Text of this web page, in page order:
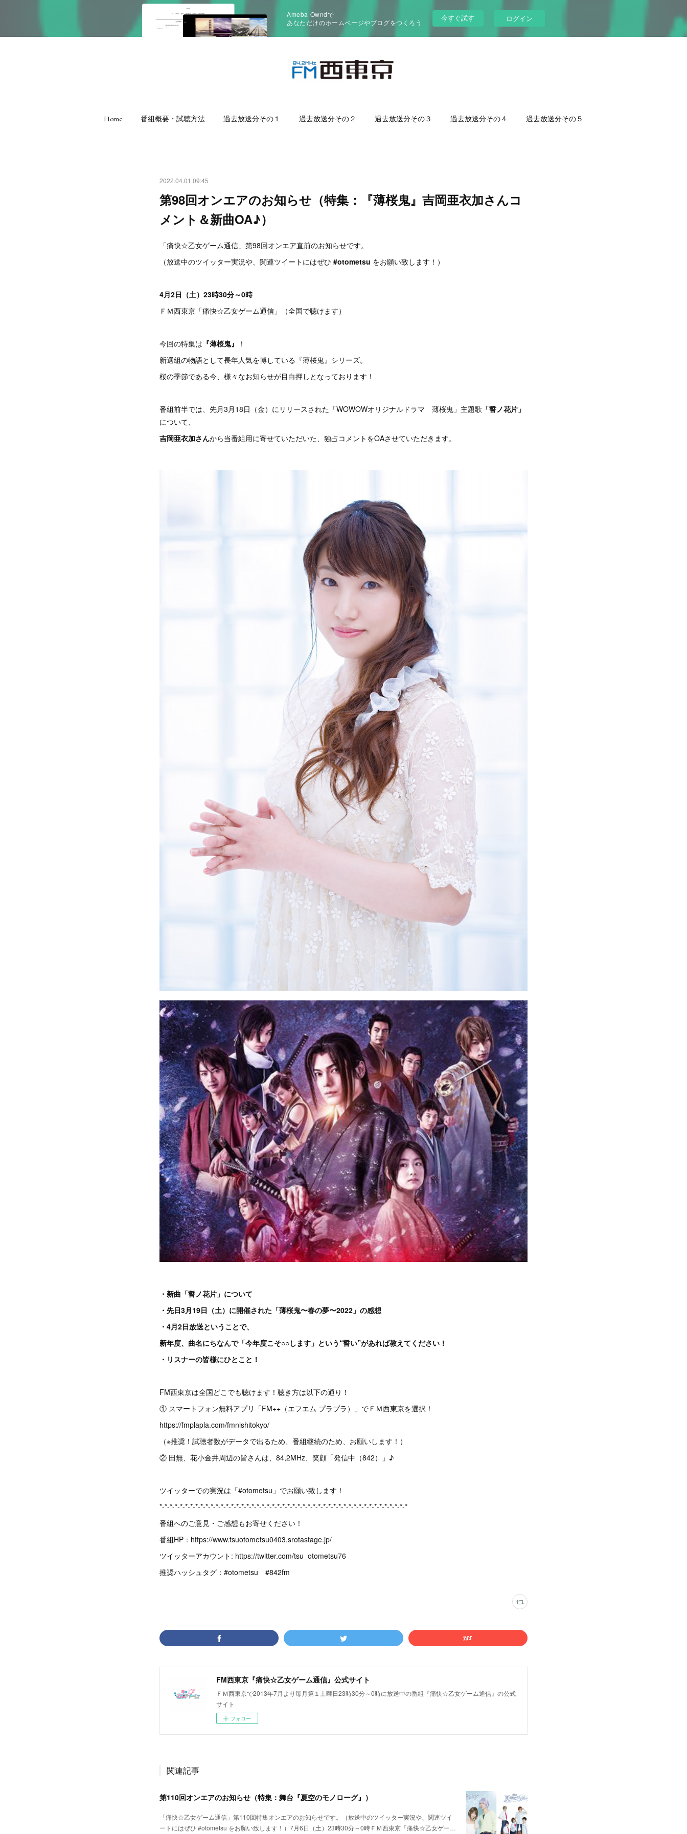
Ameba Owndで
あなただけのホームページやブログをつくろう
今すぐ試す ログイン
Home 番組概要・試聴方法 過去放送分その１ 過去放送分その２ 過去放送分その３ 過去放送分その４ 過去放送分その５
2022.04.01 09:45
第98回オンエアのお知らせ（特集：『薄桜鬼』吉岡亜衣加さんコ
メント＆新曲OA♪）
「痛快☆乙女ゲーム通信」第98回オンエア直前のお知らせです。
（放送中のツイッター実況や、関連ツイートにはぜひ #otometsu をお願い致します！）
4月2日（土）23時30分～0時
ＦＭ西東京「痛快☆乙女ゲーム通信」（全国で聴けます）
今回の特集は 『薄桜鬼』
！
新選組の物語として長年人気を博している『薄桜鬼』シリーズ。
桜の季節である今、様々なお知らせが目白押しとなっております！
番組前半では、先月3月18日（金）にリリースされた「WOWOWオリジナルドラマ 薄桜鬼」主題歌 「誓ノ花片」
について、
吉岡亜衣加さんから当番組用に寄せていただいた、独占コメントをOAさせていただきます。
・新曲「誓ノ花片」について
・先日3月19日（土）に開催された「薄桜鬼〜春の夢〜2022」の感想
・4月2日放送ということで、
新年度、 曲名にちなんで「今年度こそ○○します」という“誓い”があれば教えてください！
・リスナーの皆様にひとこと！
FM西東京は全国どこでも聴けます！聴き方は以下の通り！
① スマートフォン無料アプリ「FM++（エフエム プラプラ）」でＦＭ西東京を選択！
https://fmplapla.com/fmnishitokyo/
（※推奨！試聴者数がデータで出るため、番組継続のため、お願いします！）
② 田無、花小金井周辺の皆さんは、84,2MHz、笑顔「発信中（842）」♪
ツイッターでの実況は「#otometsu」でお願い致します！
*-*-*-*-*-*-*-*-*-*-*-*-*-*-*-*-*-*-*-*-*-*-*-*-*-*-*-*-*-*-*-*-*-*-*-*-*-*-*-*-*-*-*-*-*-*-*-*-*
番組へのご意見・ご感想もお寄せください！
番組HP：https://www.tsuotometsu0403.srotastage.jp/
ツイッターアカウント: https://twitter.com/tsu_otometsu76
推奨ハッシュタグ：#otometsu #842fm
FM西東京『痛快☆乙女ゲーム通信』公式サイト
ＦＭ西東京で2013年7月より毎月第１土曜日23時30分～0時に放送中の番組『痛快☆乙女ゲーム通信』の公式
サイト
フォロー
関連記事
第110回オンエアのお知らせ（特集：舞台『夏空のモノローグ』）
「痛快☆乙女ゲーム通信」第110回特集オンエアのお知らせです。（放送中のツイッター実況や、関連ツイ
ートにはぜひ #otometsu をお願い致します！）7月6日（土）23時30分～0時ＦＭ西東京「痛快☆乙女ゲー…